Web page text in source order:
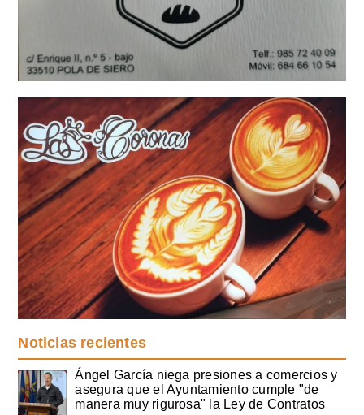
Noticias recientes
Ángel García niega presiones a comercios y
asegura que el Ayuntamiento cumple "de
manera muy rigurosa" la Ley de Contratos